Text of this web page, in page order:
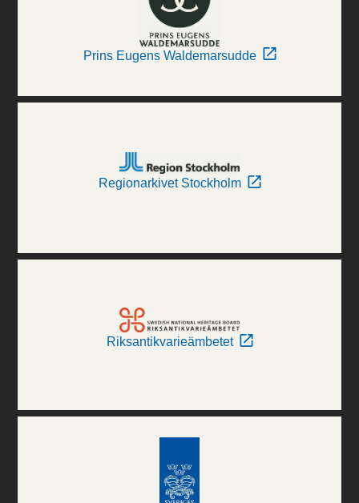
Prins Eugens Waldemarsudde
Regionarkivet Stockholm
Riksantikvarieämbetet